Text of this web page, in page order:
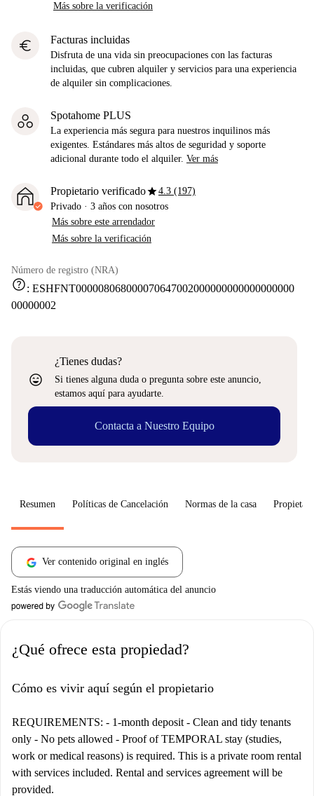
Más sobre la verificación
euro Facturas incluidas
Disfruta de una vida sin preocupaciones con las facturas
incluidas, que cubren alquiler y servicios para una experiencia
de alquiler sin complicaciones.
Spotahome PLUS
La experiencia más segura para nuestros inquilinos más
exigentes. Estándares más altos de seguridad y soporte
adicional durante todo el alquiler. Ver más
Propietario verificadostar4.3 (197)
Privado · 3 años con nosotros
Más sobre este arrendador
Más sobre la verificación
Número de registro (NRA)
help: ESHFNT000008068000070647002000000000000000000
00000002
sentiment_very_satisfied
¿Tienes dudas?
Si tienes alguna duda o pregunta sobre este anuncio,
estamos aquí para ayudarte.
Contacta a Nuestro Equipo
Resumen Políticas de Cancelación Normas de la casa
Ver contenido original en inglés
Estás viendo una traducción automática del anuncio
¿Qué ofrece esta propiedad?
Cómo es vivir aquí según el propietario
REQUIREMENTS: - 1-month deposit - Clean and tidy tenants
only - No pets allowed - Proof of TEMPORAL stay (studies,
work or medical reasons) is required. This is a private room rental
with services included. Rental and services agreement will be
provided.